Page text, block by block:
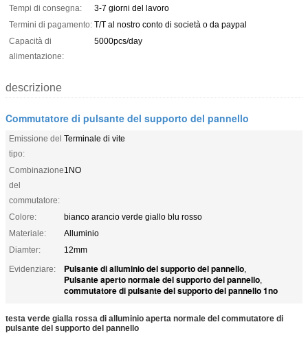
Tempi di consegna:
3-7 giorni del lavoro
Termini di pagamento: T/T al nostro conto di società o da paypal
Capacità di
alimentazione:
5000pcs/day
descrizione
Commutatore di pulsante del supporto del pannello
Emissione del
tipo:
Terminale di vite
Combinazione
del
commutatore:
1NO
Colore:
bianco arancio verde giallo blu rosso
Materiale:
Alluminio
Diamter:
12mm
Evidenziare:
Pulsante di alluminio del supporto del pannello,
Pulsante aperto normale del supporto del pannello,
commutatore di pulsante del supporto del pannello 1no
testa verde gialla rossa di alluminio aperta normale del commutatore di
pulsante del supporto del pannello